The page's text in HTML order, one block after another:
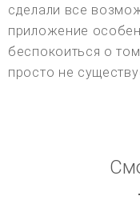
сделали все
приложение
беспокоиться о
просто не